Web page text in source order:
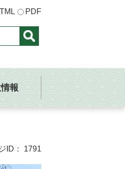
PDF
報
ID： 1791